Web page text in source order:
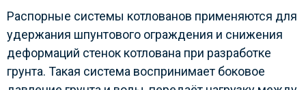
Распорные системы котлованов применяются для
удержания шпунтового ограждения и снижения
деформаций стенок котлована при разработке
грунта. Такая система воспринимает боковое